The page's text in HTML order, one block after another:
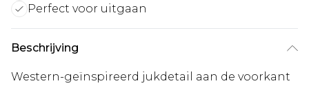
Perfect voor uitgaan
Beschrijving
Western-geïnspireerd jukdetail aan de voorkant